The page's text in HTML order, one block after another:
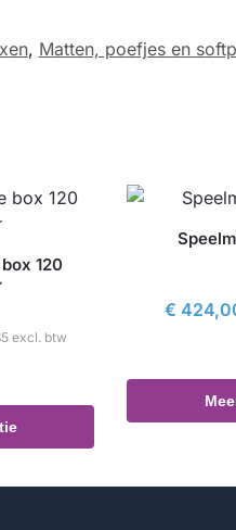
, Matten, poefjes en
120
excl. btw
€